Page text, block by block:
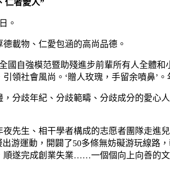
仁者愛人”
。
載物、仁愛包涵的高尚品德。
國自強模范暨助殘進步前輩所有人全體
領社會風尚。‘贈人玫瑰，手留余噴鼻’
分歧年紀、分歧範疇、分歧成分的愛心
先生、相干學者構成的志愿者團隊走進
游運動，開闢了50多條無妨礙游玩線
遂完成創業失業……一個個向上向善的